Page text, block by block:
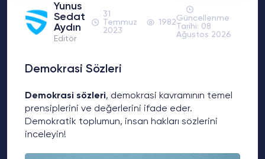
Yunus
Sedat
Aydın
Editör
31
Temmuz
2023
1982Güncellenme
Tarihi: 08
Ağustos 2026
Demokrasi Sözleri
Demokrasi sözleri, demokrasi kavramının temel
prensiplerini ve değerlerini ifade eder.
Demokratik toplumun, insan hakları sözlerini
inceleyin!